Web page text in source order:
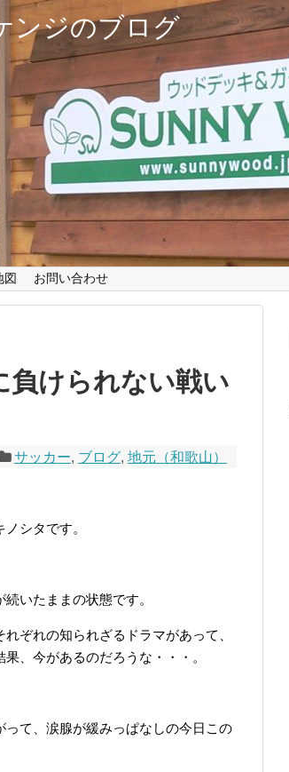
ンジのブログ
図 お問い合わせ
負けられない戦い
サッカー, ブログ, 地元（和歌山）
シタです。
いたままの状態です。
ぞれの知られざるドラマがあって、
、今があるのだろうな・・・。
て、涙腺が緩みっぱなしの今日この